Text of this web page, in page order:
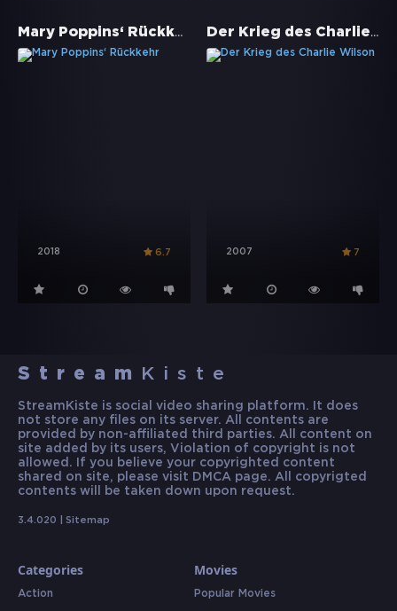
Mary Poppins‘ Rückkehr
2018 6.7
Der Krieg des Charlie Wilson
2007 7
Stream Kiste
StreamKiste is social video sharing platform. It does
not store any files on its server. All contents are
provided by non-affiliated third parties. All content on
site added by its users, Violation of copyright is not
allowed. If you believe your copyrighted content
shared on site, please visit DMCA page. All copyrigted
contents will be taken down upon request.
3.4.020 | Sitemap
Categories
Action
Movies
Popular Movies